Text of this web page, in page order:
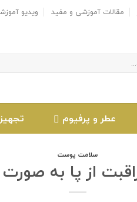
مقالات آموزشی و مفید ویدیو
عطر و پرفیوم
سلامت پوست
از پا به صورت